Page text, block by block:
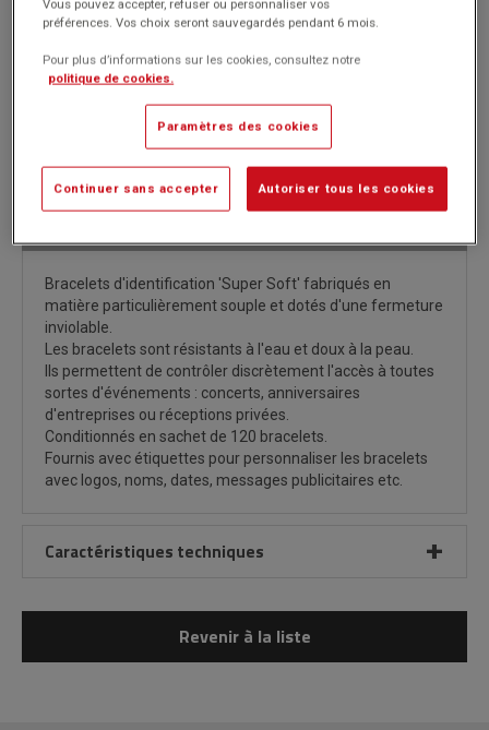
27.44€HT
(32.93€ TTC)
Bracelets d'identification 'Super Soft' fabriqués en
matière particulièrement souple et dotés d'une fermeture
inviolable.
Les bracelets sont résistants à l'eau et doux à la peau.
Ils permettent de contrôler discrètement l'accès à toutes
sortes d'événements : concerts, anniversaires
d'entreprises ou réceptions privées.
Conditionnés en sachet de 120 bracelets.
Fournis avec étiquettes pour personnaliser les bracelets
avec logos, noms, dates, messages publicitaires etc.
Caractéristiques techniques
Revenir à la liste
Vous pouvez accepter, refuser ou personnaliser vos
préférences. Vos choix seront sauvegardés pendant 6 mois.
Pour plus d’informations sur les cookies, consultez notre
politique de cookies.
Paramètres des cookies
Continuer sans accepter Autoriser tous les cookies